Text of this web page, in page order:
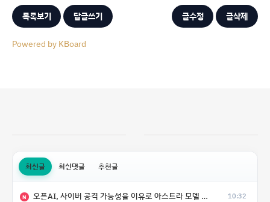
목록보기 답글쓰기 글수정 글삭제
Powered by KBoard
최신글 최신댓글 추천글
N 오픈AI, 사이버 공격 가능성을 이유로 아스트라 모델 출시 연기 10:32